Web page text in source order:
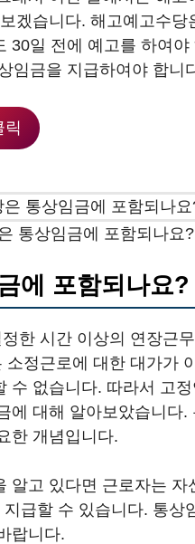
겠습니다. 해고예고수당
30일 전에 예고를 하여
임금을 지급하여야 합니
통상임금에 포함되나요?
에 포함되나요?
한 시간 이상의 연장근
정근로에 대한 대가가
수 없습니다. 따라서 고
에 대해 알아보았습니다.
한 개념입니다.
알고 있다면 근로자는 자
급할 수 있습니다. 통상
랍니다.